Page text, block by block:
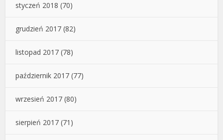
styczeń 2018 (70)
grudzień 2017 (82)
listopad 2017 (78)
październik 2017 (77)
wrzesień 2017 (80)
sierpień 2017 (71)